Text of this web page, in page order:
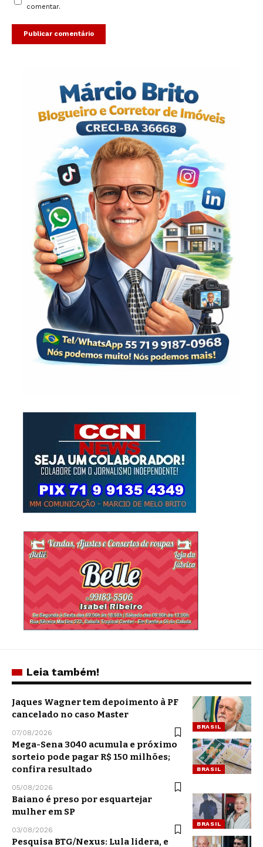
comentar.
Leia também!
BRASIL
Jaques Wagner tem depoimento à PF
cancelado no caso Master
07/08/2026
BRASIL
Mega-Sena 3040 acumula e próximo
sorteio pode pagar R$ 150 milhões;
confira resultado
05/08/2026
BRASIL
Baiano é preso por esquartejar
mulher em SP
03/08/2026
Pesquisa BTG/Nexus: Lula lidera, e